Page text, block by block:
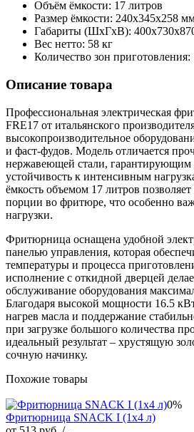
Объём ёмкости: 17 литров
Размер ёмкости: 240x345x258
Габариты (ШxГxВ):
Вес нетто: 58 кг
Количество зон приготовления:
Описание товара
Профессиональная электрическая
FRE17 от итальянского
высокопроизводительное
и фаст-фудов. Модель отличается
нержавеющей стали, гарантирующим
устойчивость к интенсивным
ёмкость объемом 17 литров
порции во фритюре, что особенно
нагрузки.
Фритюрница оснащена удобной
панелью управления, которая
температуры и процесса
исполнение с откидной дверцей
обслуживание оборудования
Благодаря высокой мощности 16.5
нагрев масла и поддержание
при загрузке большого количества
идеальный результат – хрустящую
сочную начинку.
Похожие товары
0%
Фритюрница SNACK I (1х4 л)